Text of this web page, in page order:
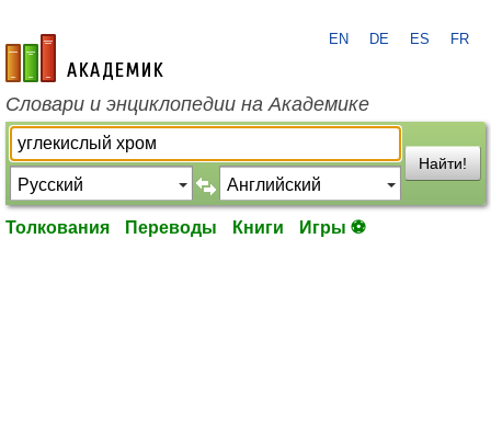
academic.ru
EN DE ES FR
Словари и энциклопедии на Академике
Найти!
Толкования Переводы Книги Игры ⚽